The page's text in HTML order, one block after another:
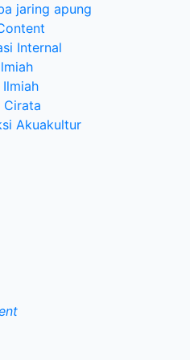
jaring apung
Internal
Cirata
Akuakultur